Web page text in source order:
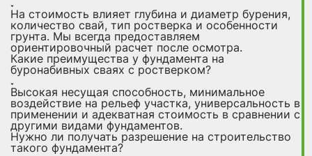
На стоимость влияет глубина и диаметр бурения,
количество свай, тип ростверка и особенности
грунта. Мы всегда предоставляем
ориентировочный расчет после осмотра.
Какие преимущества у фундамента на
буронабивных сваях с ростверком?
Высокая несущая способность, минимальное
воздействие на рельеф участка, универсальность в
применении и адекватная стоимость в сравнении с
другими видами фундаментов.
Нужно ли получать разрешение на строительство
такого фундамента?